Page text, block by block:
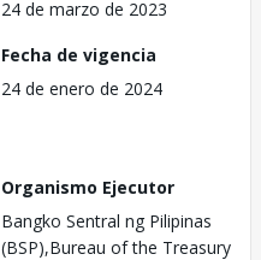
24 de marzo de 2023
Fecha de vigencia
24 de enero de 2024
Organismo Ejecutor
Bangko Sentral ng Pilipinas
(BSP),Bureau of the Treasury